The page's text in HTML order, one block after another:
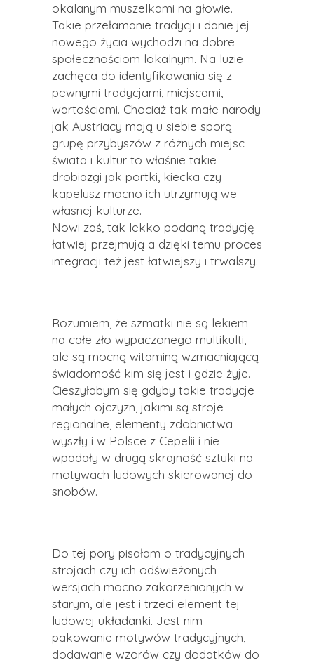
okalanym muszelkami na głowie.
Takie przełamanie tradycji i danie jej
nowego życia wychodzi na dobre
społecznościom lokalnym. Na luzie
zachęca do identyfikowania się z
pewnymi tradycjami, miejscami,
wartościami. Chociaż tak małe narody
jak Austriacy mają u siebie sporą
grupę przybyszów z różnych miejsc
świata i kultur to właśnie takie
drobiazgi jak portki, kiecka czy
kapelusz mocno ich utrzymują we
własnej kulturze.
Nowi zaś, tak lekko podaną tradycję
łatwiej przejmują a dzięki temu proces
integracji też jest łatwiejszy i trwalszy.
Rozumiem, że szmatki nie są lekiem
na całe zło wypaczonego multikulti,
ale są mocną witaminą wzmacniającą
świadomość kim się jest i gdzie żyje.
Cieszyłabym się gdyby takie tradycje
małych ojczyzn, jakimi są stroje
regionalne, elementy zdobnictwa
wyszły i w Polsce z Cepelii i nie
wpadały w drugą skrajność sztuki na
motywach ludowych skierowanej do
snobów.
Do tej pory pisałam o tradycyjnych
strojach czy ich odświeżonych
wersjach mocno zakorzenionych w
starym, ale jest i trzeci element tej
ludowej układanki. Jest nim
pakowanie motywów tradycyjnych,
dodawanie wzorów czy dodatków do